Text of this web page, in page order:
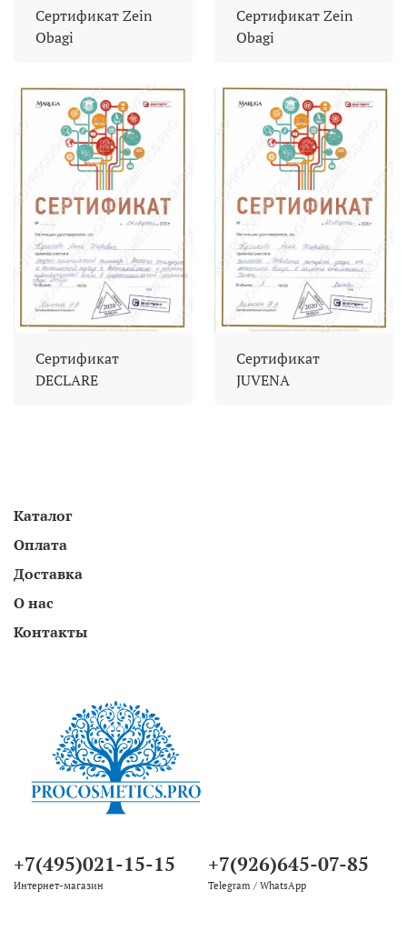
Сертификат Zein
Obagi
Сертификат Zein
Obagi
Сертификат
DECLARE
Сертификат
JUVENA
Каталог
Оплата
Доставка
О нас
Контакты
+7(495)021-15-15
Интернет-магазин
+7(926)645-07-85
Telegram / WhatsApp